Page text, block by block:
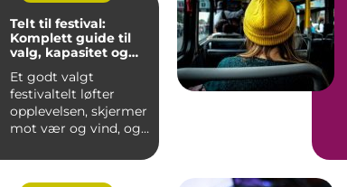
Telt til festival:
Komplett guide til
valg, kapasitet og
Et godt valgt
festivaltelt løfter
opplevelsen, skjermer
mot vær og vind, og